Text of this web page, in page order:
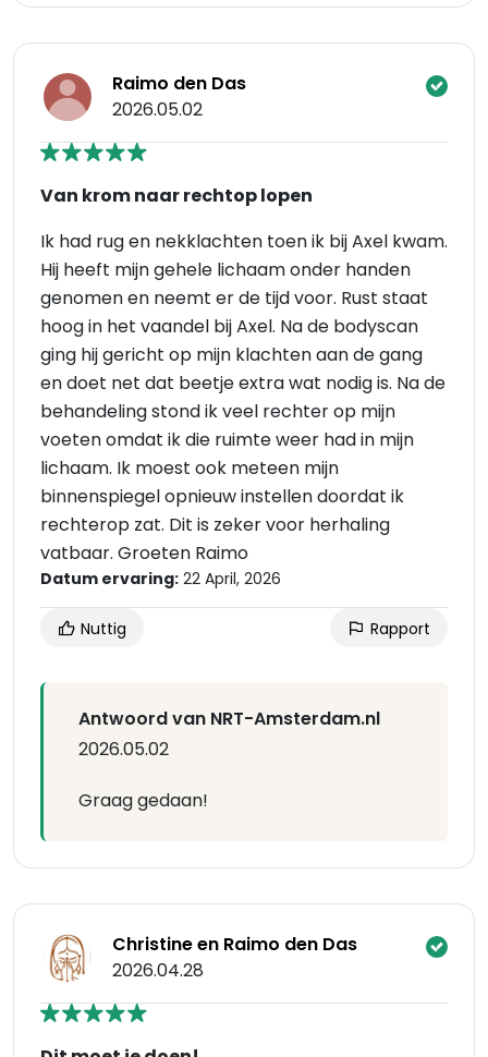
Raimo den Das
2026.05.02
Van krom naar rechtop lopen
Ik had rug en nekklachten toen ik bij Axel kwam.
Hij heeft mijn gehele lichaam onder handen
genomen en neemt er de tijd voor. Rust staat
hoog in het vaandel bij Axel. Na de bodyscan
ging hij gericht op mijn klachten aan de gang
en doet net dat beetje extra wat nodig is. Na de
behandeling stond ik veel rechter op mijn
voeten omdat ik die ruimte weer had in mijn
lichaam. Ik moest ook meteen mijn
binnenspiegel opnieuw instellen doordat ik
rechterop zat. Dit is zeker voor herhaling
vatbaar. Groeten Raimo
Datum ervaring: 22 April, 2026
Nuttig Rapport
Antwoord van NRT-Amsterdam.nl
2026.05.02
Graag gedaan!
Christine en Raimo den Das
2026.04.28